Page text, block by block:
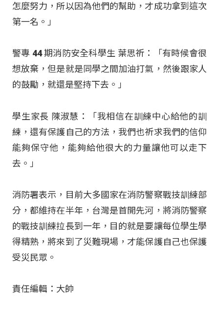
怎麼努力，所以因為他們的幫助，才成功拿到這次
第一名 。」
警專 44 期消防安全科學生 葉思祈：「有時候會很
想放棄，但是就是同學之間加油打氣，然後跟家人
的鼓勵，就還是堅持下去。」
學生家長 陳淑慧：「我相信在訓練中心給他的訓
練，還有保護自己的方法，我們也祈求我們的信仰
能夠保守他，能夠給他很大的力量讓他可以走下
去。」
消防署表示，目前大多國家在消防警察戰技訓練部
分，都維持在半年，台灣是首開先河，將消防警察
的戰技訓練拉長到一年，目的就是要讓每位學生學
得精熟，將來到了災難現場，才能保護自己也保護
受災民眾 。
責任編輯：大帥